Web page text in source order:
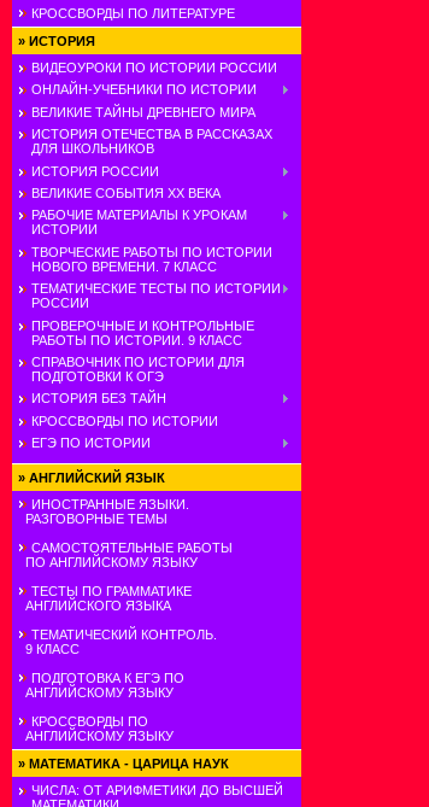
КРОССВОРДЫ ПО ЛИТЕРАТУРЕ
» ИСТОРИЯ
ВИДЕОУРОКИ ПО ИСТОРИИ РОССИИ
ОНЛАЙН-УЧЕБНИКИ ПО ИСТОРИИ
ВЕЛИКИЕ ТАЙНЫ ДРЕВНЕГО МИРА
ИСТОРИЯ ОТЕЧЕСТВА В РАССКАЗАХ
ДЛЯ ШКОЛЬНИКОВ
ИСТОРИЯ РОССИИ
ВЕЛИКИЕ СОБЫТИЯ ХХ ВЕКА
РАБОЧИЕ МАТЕРИАЛЫ К УРОКАМ
ИСТОРИИ
ТВОРЧЕСКИЕ РАБОТЫ ПО ИСТОРИИ
НОВОГО ВРЕМЕНИ. 7 КЛАСС
ТЕМАТИЧЕСКИЕ ТЕСТЫ ПО ИСТОРИИ
РОССИИ
ПРОВЕРОЧНЫЕ И КОНТРОЛЬНЫЕ
РАБОТЫ ПО ИСТОРИИ. 9 КЛАСС
СПРАВОЧНИК ПО ИСТОРИИ ДЛЯ
ПОДГОТОВКИ К ОГЭ
ИСТОРИЯ БЕЗ ТАЙН
КРОССВОРДЫ ПО ИСТОРИИ
ЕГЭ ПО ИСТОРИИ
» АНГЛИЙСКИЙ ЯЗЫК
ИНОСТРАННЫЕ ЯЗЫКИ.
РАЗГОВОРНЫЕ ТЕМЫ
САМОСТОЯТЕЛЬНЫЕ РАБОТЫ
ПО АНГЛИЙСКОМУ ЯЗЫКУ
ТЕСТЫ ПО ГРАММАТИКЕ
АНГЛИЙСКОГО ЯЗЫКА
ТЕМАТИЧЕСКИЙ КОНТРОЛЬ.
9 КЛАСС
ПОДГОТОВКА К ЕГЭ ПО
АНГЛИЙСКОМУ ЯЗЫКУ
КРОССВОРДЫ ПО
АНГЛИЙСКОМУ ЯЗЫКУ
» МАТЕМАТИКА - ЦАРИЦА НАУК
ЧИСЛА: ОТ АРИФМЕТИКИ ДО ВЫСШЕЙ